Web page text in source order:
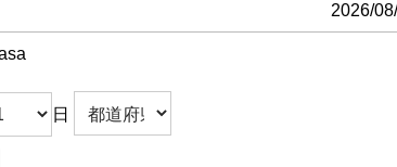
2026/
日